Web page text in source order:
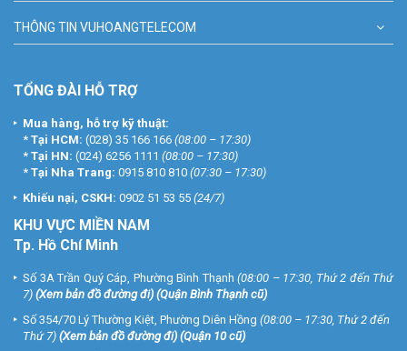
THÔNG TIN VUHOANGTELECOM
TỔNG ĐÀI HỖ TRỢ
Mua hàng, hỗ trợ kỹ thuật:
* Tại HCM: (028) 35 166 166 (08:00 – 17:30)
* Tại HN: (024) 6256 1111 (08:00 – 17:30)
* Tại Nha Trang: 0915 810 810 (07:30 – 17:30)
Khiếu nại, CSKH: 0902 51 53 55 (24/7)
KHU VỰC MIỀN NAM
Tp. Hồ Chí Minh
Số 3A Trần Quý Cáp, Phường Bình Thạnh (08:00 – 17:30, Thứ 2 đến Thứ
7) (Xem bản đồ đường đi) (Quận Bình Thạnh cũ)
Số 354/70 Lý Thường Kiệt, Phường Diên Hồng (08:00 – 17:30, Thứ 2 đến
Thứ 7) (Xem bản đồ đường đi) (Quận 10 cũ)